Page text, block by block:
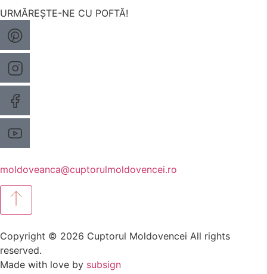
URMĂREȘTE-NE CU POFTĂ!
moldoveanca@cuptorulmoldovencei.ro
Copyright © 2026 Cuptorul Moldovencei All rights
reserved.
Made with love by subsign